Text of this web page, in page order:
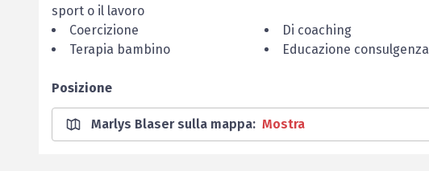
sport o il lavoro
Coercizione Di coaching
Terapia bambino
Educazione consulgenza
Posizione
Marlys Blaser sulla mappa: Mostra